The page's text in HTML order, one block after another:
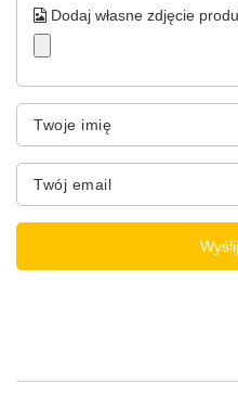
Dodaj własne zdjęcie
Twoje imię
Twój email